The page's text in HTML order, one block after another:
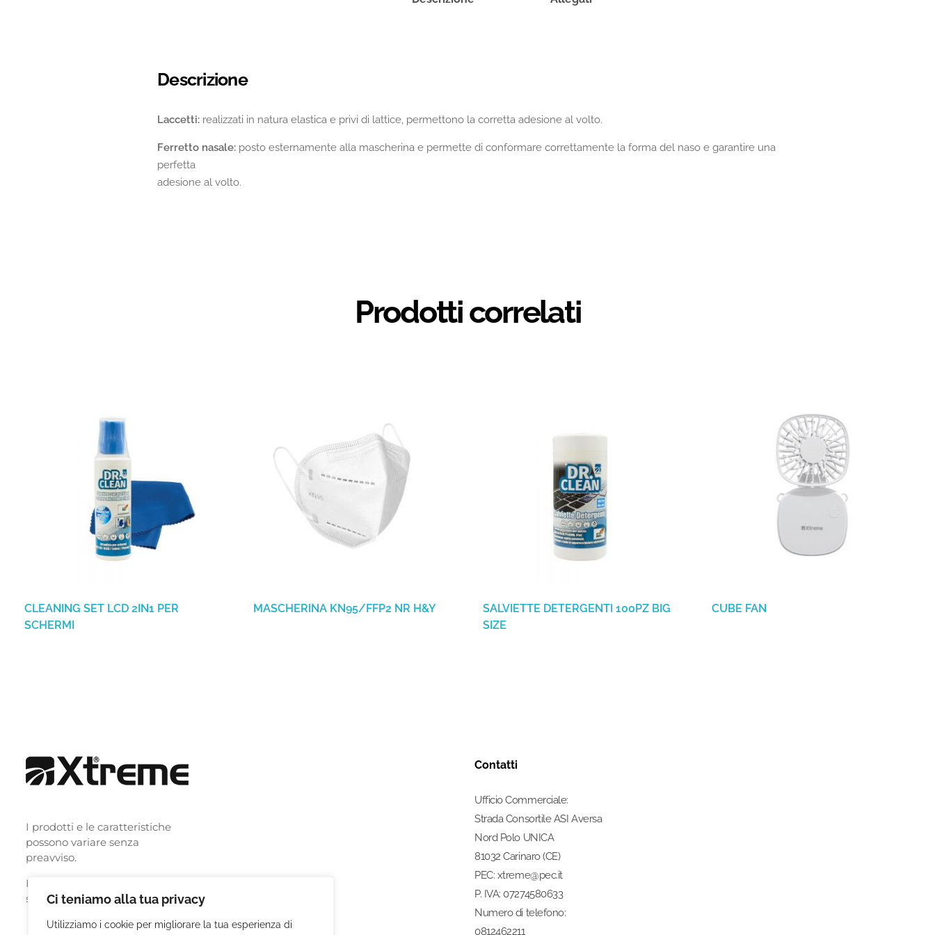
Ci teniamo alla tua privacy
Utilizziamo i cookie per migliorare la tua esperienza di
Descrizione
Laccetti: realizzati in natura elastica e privi di lattice, permettono la corretta adesione al volto.
Ferretto nasale: posto esternamente alla mascherina e permette di conformare correttamente la forma del naso e garantire una
perfetta
adesione al volto.
Prodotti correlati
CLEANING SET LCD 2IN1 PER
SCHERMI
MASCHERINA KN95/FFP2 NR H&Y
SALVIETTE DETERGENTI 100PZ BIG
SIZE
CUBE FAN
I prodotti e le caratteristiche
possono variare senza
preavviso.
I nomi i loghi e le immagini
sono dei legittimi proprietari.
Contatti
Ufficio Commerciale:
Strada Consortile ASI Aversa
Nord Polo UNICA
81032 Carinaro (CE)
PEC: xtreme@pec.it
P. IVA: 07274580633
Numero di telefono:
0812462211